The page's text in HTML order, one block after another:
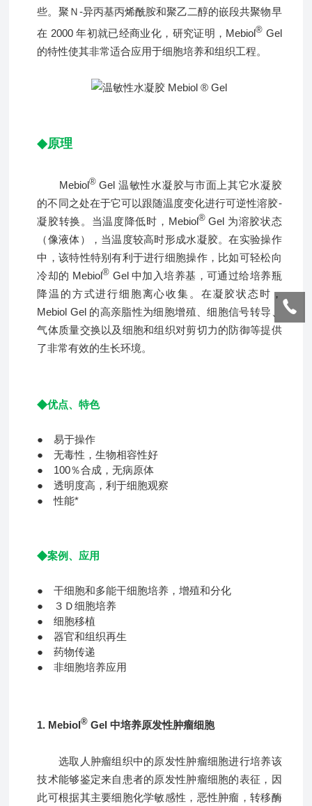
些。聚Ｎ-异丙基丙烯酰胺和聚乙二醇的嵌段共聚物早
在 2000 年初就已经商业化，研究证明，Mebiol® Gel
的特性使其非常适合应用于细胞培养和组织工程。
◆原理
Mebiol®Gel 温敏性水凝胶与市面上其它水凝胶
的不同之处在于它可以跟随温度变化进行可逆性溶胶-
凝胶转换。当温度降低时， Mebiol®Gel 为溶胶状态
（像液体），当温度较高时形成水凝胶。在实验操作
中，该特性特别有利于进行细胞操作，比如可轻松向
冷却的 Mebiol® Gel中加入培养基，可通过给培养瓶
降温的方式进行细胞离心收集。在凝胶状态时，
Mebiol Gel 的高亲脂性为细胞增殖、细胞信号转导、
气体质量交换以及细胞和组织对剪切力的防御等提供
了非常有效的生长环境。
◆优点、特色
● 易于操作
● 无毒性，生物相容性好
● 100％合成，无病原体
● 透明度高，利于细胞观察
● 性能*
◆案例、应用
● 干细胞和多能干细胞培养，增殖和分化
● ３Ｄ细胞培养
● 细胞移植
● 器官和组织再生
● 药物传递
● 非细胞培养应用
1. Mebiol® Gel 中培养原发性肿瘤细胞
选取人肿瘤组织中的原发性肿瘤细胞进行培养该
技术能够鉴定来自患者的原发性肿瘤细胞的表征，因
此可根据其主要细胞化学敏感性，恶性肿瘤，转移酶